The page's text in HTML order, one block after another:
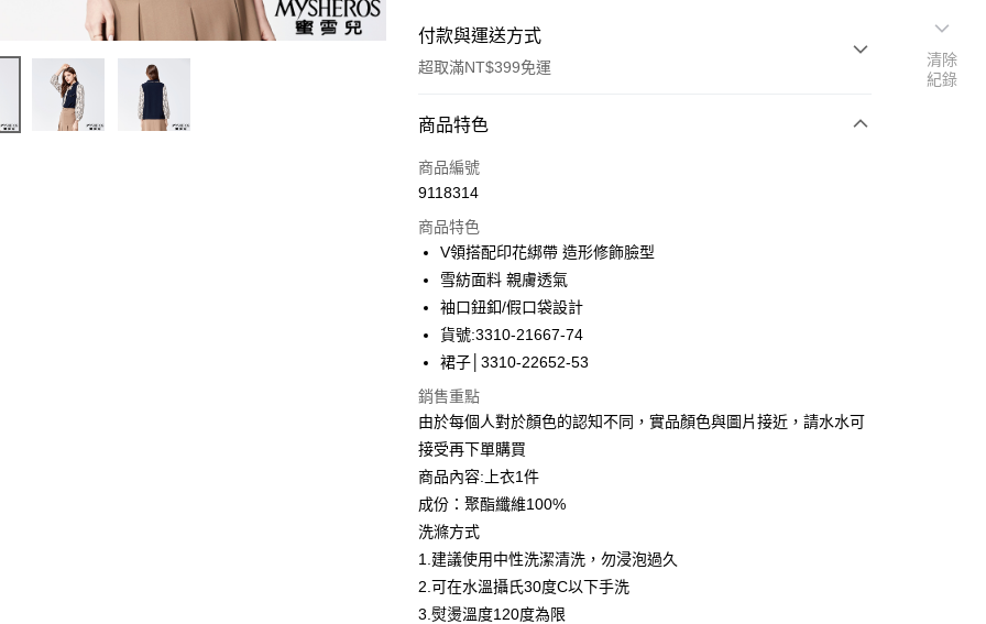
付款與運送方式
超取滿NT$399免運
付款方式
信用卡一次付款
3 期 0 利率 每期NT$624
合作金庫商業銀行
華南商業銀行
國泰世華商業銀行
臺灣中小企業銀行
匯豐（台灣）商業銀行
聯邦商業銀行
遠東國際商業銀行
玉山商業銀行
台新國際商業銀行
台灣樂天信用卡公司
LINE Pay
街口支付
悠遊付
全盈+PAY
ATM付款
貨到付款
運送方式
商品特色
商品編號
9118314
商品特色
V領搭配印花綁帶 造形修飾臉型
雪紡面料 親膚透氣
袖口鈕釦/假口袋設計
貨號:3310-21667-74
裙子│3310-22652-53
銷售重點
由於每個人對於顏色的認知不同，實品顏色與圖片接近，請水水可
接受再下單購買
商品內容:上衣1件
成份：聚酯纖維100%
洗滌方式
1.建議使用中性洗潔清洗，勿浸泡過久
2.可在水溫攝氏30度C以下手洗
3.熨燙溫度120度為限
清除
紀錄